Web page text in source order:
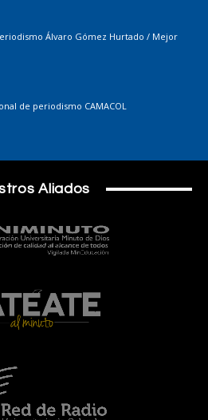
Álvaro Gómez Hurtado / Mejor
de periodismo CAMACOL
Aliados